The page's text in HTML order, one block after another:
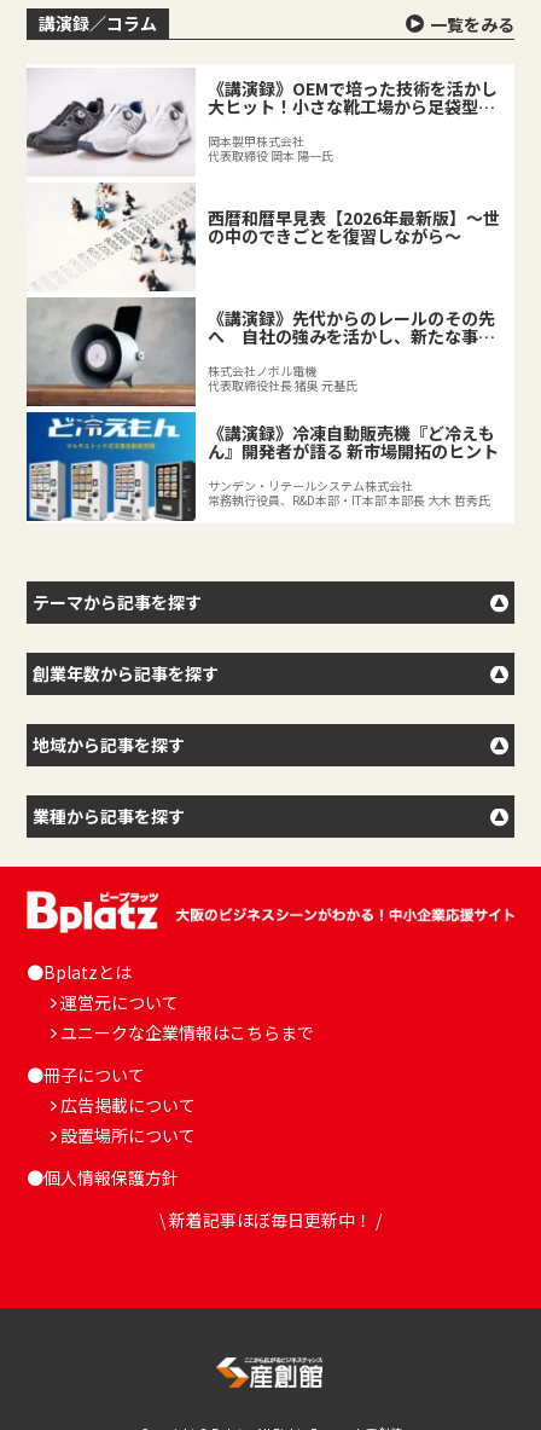
講演録／コラム 一覧をみる
《講演録》OEMで培った技術を活かし
大ヒット！小さな靴工場から足袋型シ
ューズが誕生するまで
岡本製甲株式会社
代表取締役 岡本 陽一氏
西暦和暦早見表【2026年最新版】～世
の中のできごとを復習しながら～
《講演録》先代からのレールのその先
へ 自社の強みを活かし、新たな事業
株式会社ノボル電機
代表取締役社長 猪奥 元基氏
《講演録》冷凍自動販売機『ど冷えも
ん』開発者が語る 新市場開拓のヒント
サンデン・リテールシステム株式会社
常務執行役員、R&D本部・IT本部 本部長 大木 哲秀氏
テーマから記事を探す
創業年数から記事を探す
地域から記事を探す
業種から記事を探す
●Bplatzとは
運営元について
ユニークな企業情報はこちらまで
●冊子について
広告掲載について
設置場所について
●個人情報保護方針
\ 新着記事ほぼ毎日更新中！ /